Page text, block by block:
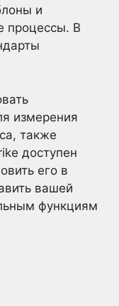
и
процессы. В
измерения
также
доступен
его в
вашей
функциям